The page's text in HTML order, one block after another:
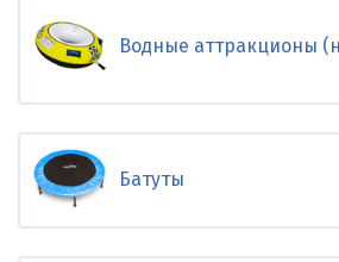
Водные аттракционы
Батуты